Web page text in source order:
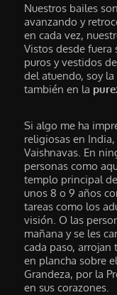
Nuestros bailes
avanzando y
en cada vez,
Vistos desde
puros y vestidos
del atuendo, soy
también en la
Si algo me ha
religiosas en
Vaishnavas. En
personas como
templo principal
unos 8 o 9 años
tareas como los
visión. O las
mañana y se les
cada paso,
en plancha sobre
Grandeza, por la
en sus corazones.